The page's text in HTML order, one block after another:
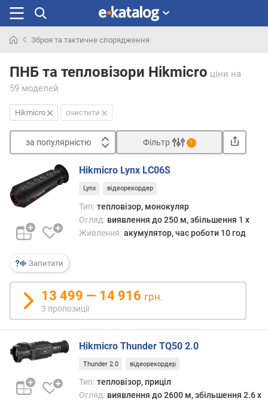
раніше
Зброя та тактичне спорядження
ПНБ та тепловізори Hikmicro ціни на
59 моделей
Hikmicro очистити
за популярністю
з
а
п
п
у
я
р
н
і
с
т
ю
і
д
Фільтр 1
Запитати
Hikmicro Lynx LC06S
Lynx відеорекордер
Тип: тепловізор, монокуляр
Огляд: виявлення до 250 м, збільшення 1 x
Живлення: акумулятор, час роботи 10 год
13 499 — 14 916 грн.
3 пропозиції
Hikmicro Thunder TQ50 2.0
Thunder 2.0 відеорекордер
Тип: тепловізор, приціл
Огляд: виявлення до 2600 м, збільшення 2.6 x